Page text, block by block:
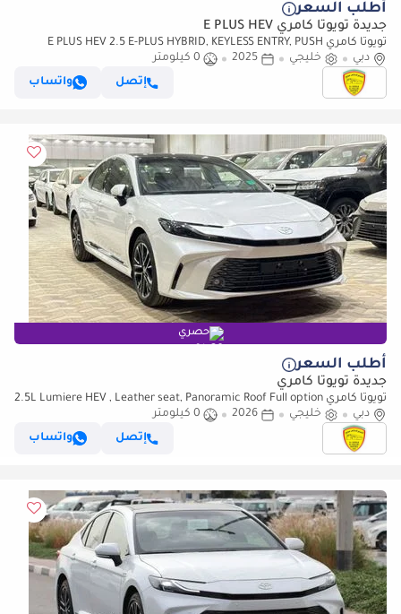
أطلب السعر
جديدة تويوتا كامري E PLUS HEV
تويوتا كامري E PLUS HEV 2.5 E-PLUS HYBRID, KEYLESS ENTRY, PUSH
START, SUNROOF, MODEL 2025 SAUDI SPECS
دبي خليجي 2025
0 كيلومتر
إتصل
واتساب
حصري
أطلب السعر
جديدة تويوتا كامري
تويوتا كامري 2.5L Lumiere HEV , Leather seat, Panoramic Roof Full option
2025 Saudi Specs
دبي خليجي 2026
0 كيلومتر
إتصل
واتساب